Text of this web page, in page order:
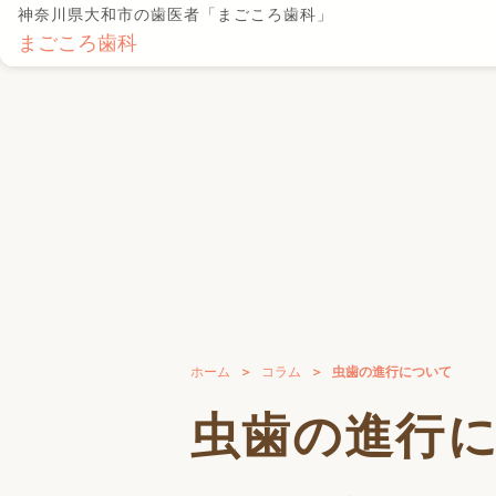
神奈川県大和市の歯医者「まごころ歯科」
まごころ歯科
ホーム コラム 虫歯の進行について
虫歯の進行